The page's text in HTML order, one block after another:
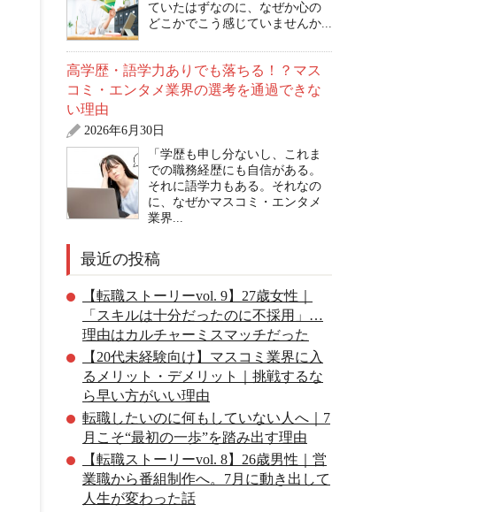
ていたはずなのに、なぜか心の
どこかでこう感じていませんか...
高学歴・語学力ありでも落ちる！？マス
コミ・エンタメ業界の選考を通過できな
い理由
2026年6月30日
「学歴も申し分ないし、これま
での職務経歴にも自信がある。
それに語学力もある。それなの
に、なぜかマスコミ・エンタメ
業界...
最近の投稿
【転職ストーリーvol. 9】27歳女性｜
「スキルは十分だったのに不採用」…
理由はカルチャーミスマッチだった
【20代未経験向け】マスコミ業界に入
るメリット・デメリット｜挑戦するな
ら早い方がいい理由
転職したいのに何もしていない人へ｜7
月こそ“最初の一歩”を踏み出す理由
【転職ストーリーvol. 8】26歳男性｜営
業職から番組制作へ。7月に動き出して
人生が変わった話